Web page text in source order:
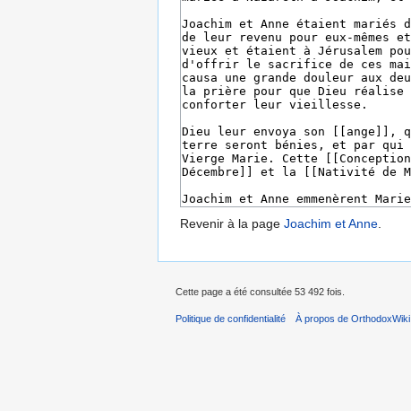
Revenir à la page Joachim et Anne.
Cette page a été consultée 53 492 fois.
Politique de confidentialité À propos de OrthodoxWiki